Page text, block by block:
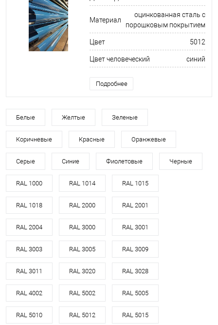
Материал
оцинкованная сталь с
порошковым покрытием
Цвет 5012
Цвет человеческий синий
Подробнее
Белые Желтые Зеленые
Коричневые Красные Оранжевые
Серые Синие Фиолетовые Черные
RAL 1000 RAL 1014 RAL 1015
RAL 1018 RAL 2000 RAL 2001
RAL 2004 RAL 3000 RAL 3001
RAL 3003 RAL 3005 RAL 3009
RAL 3011 RAL 3020 RAL 3028
RAL 4002 RAL 5002 RAL 5005
RAL 5010 RAL 5012 RAL 5015